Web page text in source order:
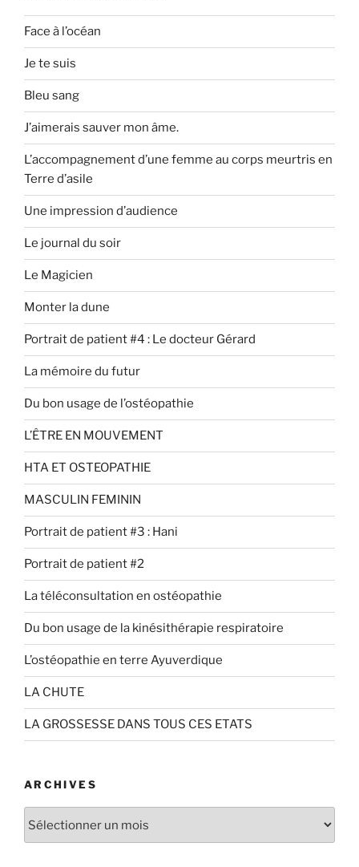
Face à l’océan
Je te suis
Bleu sang
J’aimerais sauver mon âme.
L’accompagnement d’une femme au corps meurtris en
Terre d’asile
Une impression d’audience
Le journal du soir
Le Magicien
Monter la dune
Portrait de patient #4 : Le docteur Gérard
La mémoire du futur
Du bon usage de l’ostéopathie
L’ÊTRE EN MOUVEMENT
HTA ET OSTEOPATHIE
MASCULIN FEMININ
Portrait de patient #3 : Hani
Portrait de patient #2
La téléconsultation en ostéopathie
Du bon usage de la kinésithérapie respiratoire
L’ostéopathie en terre Ayuverdique
LA CHUTE
LA GROSSESSE DANS TOUS CES ETATS
ARCHIVES